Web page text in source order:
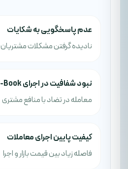
عدم پاسخگویی به شکایات
نادیده گرفتن مشکلات مشتریان
نبود شفافیت در اجرای B-Book
معامله در تضاد با منافع مشتری
کیفیت پایین اجرای معاملات
فاصله زیاد بین قیمت بازار و اجرا